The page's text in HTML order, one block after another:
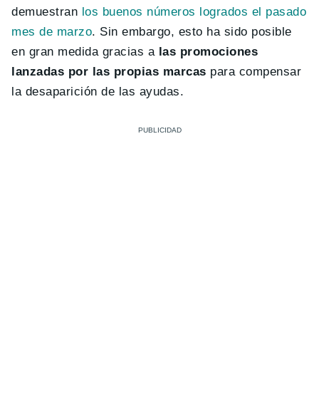
demuestran los buenos números logrados el pasado
mes de marzo. Sin embargo, esto ha sido posible
en gran medida gracias a las promociones
lanzadas por las propias marcas para compensar
la desaparición de las ayudas.